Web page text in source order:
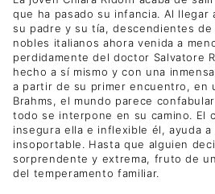
que ha pasado su infancia. Al llegar
su padre y su tía, descendientes
nobles italianos ahora venida a
perdidamente del doctor Salvatore
hecho a sí mismo y con una
a partir de su primer encuentro, en
Brahms, el mundo parece
todo se interpone en su camino. El
insegura ella e inflexible él, ayuda
insoportable. Hasta que alguien
sorprendente y extrema, fruto de
del temperamento familiar.